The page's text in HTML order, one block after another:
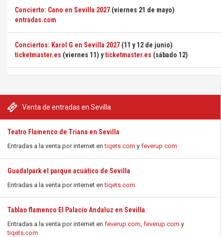
Venta de entradas en Sevilla
Teatro Flamenco de Triana en Sevilla
Entradas a la venta por internet entiqets.com y feverup.com
Guadalpark el parque acuático de Sevilla
Entradas a la venta por internet entiqets.com
Tablao flamenco El Palacio Andaluz en Sevilla
Entradas a la venta por internet en feverup.com, feverup.com y
tiqets.com
Concierto: Cano en Sevilla 2027 (viernes 21 de mayo)
entradas.com
Conciertos: Karol G en Sevilla 2027 (11 y 12 de junio)
ticketmaster.es (viernes 11) yticketmaster.es (sábado 12)